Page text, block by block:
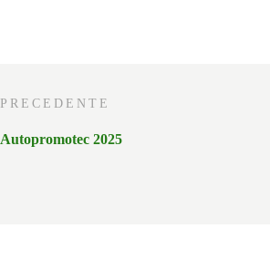
PRECEDENTE
Autopromotec 2025